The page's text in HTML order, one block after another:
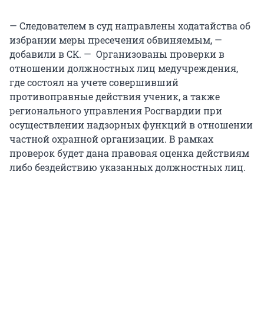
— Следователем в суд направлены ходатайства об
избрании меры пресечения обвиняемым, —
добавили в СК. — Организованы проверки в
отношении должностных лиц медучреждения,
где состоял на учете совершивший
противоправные действия ученик, а также
регионального управления Росгвардии при
осуществлении надзорных функций в отношении
частной охранной организации. В рамках
проверок будет дана правовая оценка действиям
либо бездействию указанных должностных лиц.